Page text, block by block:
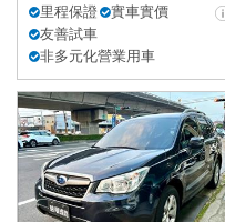
里程保證
實車實價
友善試車
非多元化營業用車